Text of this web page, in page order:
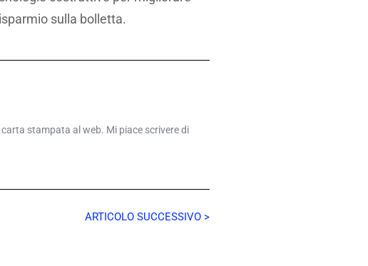
sulla bolletta.
stampata al web. Mi piace scrivere di
ARTICOLO SUCCESSIVO >